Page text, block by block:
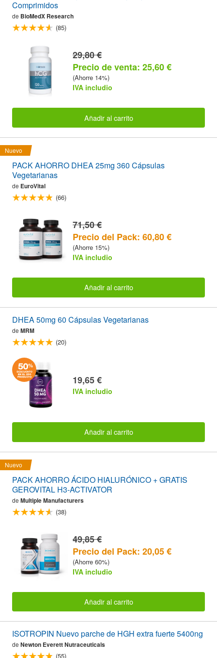
Comprimidos
de BioMedX Research
(85)
29,80 €
Precio de venta: 25,60 €
(Ahorre 14%)
IVA includio
Añadir al carrito
Nuevo
PACK AHORRO DHEA 25mg 360 Cápsulas
Vegetarianas
de EuroVital
(66)
71,50 €
Precio del Pack: 60,80 €
(Ahorre 15%)
IVA includio
Añadir al carrito
DHEA 50mg 60 Cápsulas Vegetarianas
de MRM
(20)
19,65 €
IVA includio
Añadir al carrito
Nuevo
PACK AHORRO ÁCIDO HIALURÓNICO + GRATIS
GEROVITAL H3-ACTIVATOR
de Multiple Manufacturers
(38)
49,85 €
Precio del Pack: 20,05 €
(Ahorre 60%)
IVA includio
Añadir al carrito
ISOTROPIN Nuevo parche de HGH extra fuerte 5400ng
de Newton Everett Nutraceuticals
(55)